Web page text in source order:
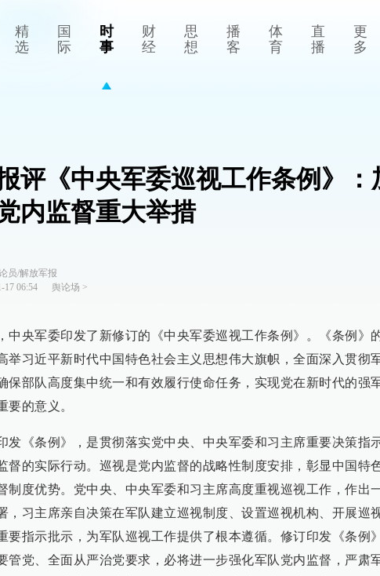
精
选
国
际
时
事
财
经
思
想
播
客
体
育
直
播
更
多
评《中央军委巡视工作条例》：
内监督重大举措
员/解放军报
17 06:54
舆论场 >
中央军委印发了新修订的《中央军委巡视工作条例》。《条例》
举习近平新时代中国特色社会主义思想伟大旗帜，全面深入贯彻
保部队高度集中统一和有效履行使命任务，实现党在新时代的强
要的意义。
发《条例》，是贯彻落实党中央、中央军委和习主席重要决策指
督的实际行动。巡视是党内监督的战略性制度安排，彰显中国特
制度优势。党中央、中央军委和习主席高度重视巡视工作，作出
，习主席亲自决策在军队建立巡视制度、设置巡视机构、开展巡
要指示批示，为军队巡视工作提供了根本遵循。修订印发《条例
管党、全面从严治党要求，必将进一步强化军队党内监督，严肃